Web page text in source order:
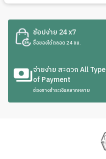
ช้อปง่าย 24 x7
ซื้อของได้ตลอด 24 ชม.
จ่ายง่าย สะดวก All Type
of Payment
ช่องทางชำระเงินหลากหลาย